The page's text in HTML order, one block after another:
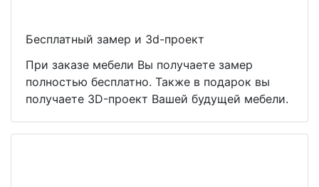
Бесплатный замер и 3d-проект
При заказе мебели Вы получаете замер
полностью бесплатно. Также в подарок вы
получаете 3D-проект Вашей будущей мебели.